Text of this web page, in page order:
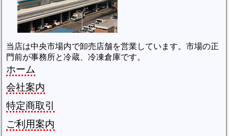
当店は中央市場内で卸売店舗を営業しています。市場の正
門前が事務所と冷蔵、冷凍倉庫です。
ホーム
会社案内
特定商取引
ご利用案内